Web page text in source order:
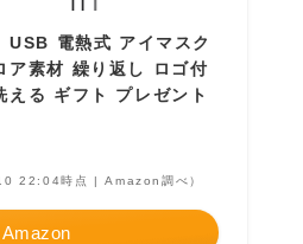
USB 電熱式 アイマスク
ア素材 繰り返し ロゴ付
える ギフト プレゼント
22:04時点 | Amazon調べ）
Amazon